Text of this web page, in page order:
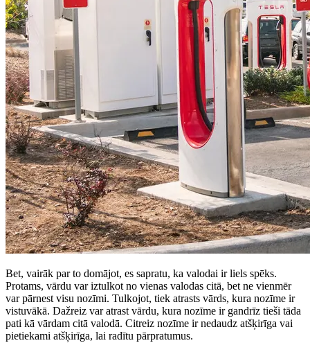
Bet, vairāk par to domājot, es sapratu, ka valodai ir liels spēks.
Protams, vārdu var iztulkot no vienas valodas citā, bet ne vienmēr
var pārnest visu nozīmi. Tulkojot, tiek atrasts vārds, kura nozīme ir
vistuvākā. Dažreiz var atrast vārdu, kura nozīme ir gandrīz tieši tāda
pati kā vārdam citā valodā. Citreiz nozīme ir nedaudz atšķirīga vai
pietiekami atšķirīga, lai radītu pārpratumus.